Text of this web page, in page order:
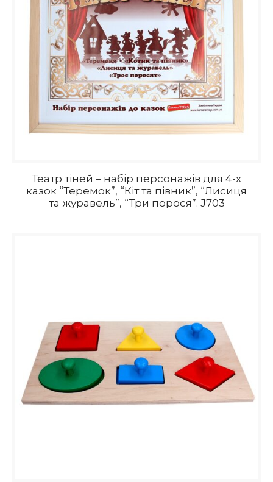
Театр тіней – набір персонажів для 4-х
казок “Теремок”, “Кіт та півник”, “Лисиця
та журавель”, “Три порося”. J703